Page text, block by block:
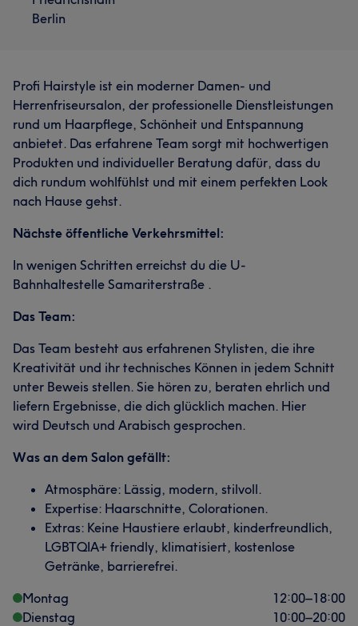
Berlin
Profi Hairstyle ist ein moderner Damen- und
Herrenfriseursalon, der professionelle Dienstleistungen
rund um Haarpflege, Schönheit und Entspannung
anbietet. Das erfahrene Team sorgt mit hochwertigen
Produkten und individueller Beratung dafür, dass du
dich rundum wohlfühlst und mit einem perfekten Look
nach Hause gehst.
Nächste öffentliche Verkehrsmittel:
In wenigen Schritten erreichst du die U-
Bahnhaltestelle Samariterstraße .
Das Team:
Das Team besteht aus erfahrenen Stylisten, die ihre
Kreativität und ihr technisches Können in jedem Schnitt
unter Beweis stellen. Sie hören zu, beraten ehrlich und
liefern Ergebnisse, die dich glücklich machen. Hier
wird Deutsch und Arabisch gesprochen.
Was an dem Salon gefällt:
Atmosphäre: Lässig, modern, stilvoll.
Expertise: Haarschnitte, Colorationen.
Extras: Keine Haustiere erlaubt, kinderfreundlich,
LGBTQIA+ friendly, klimatisiert, kostenlose
Getränke, barrierefrei.
Montag
12:00–18:00
Dienstag
10:00–20:00